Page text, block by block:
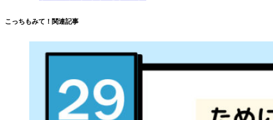
こっちもみて！関連記事